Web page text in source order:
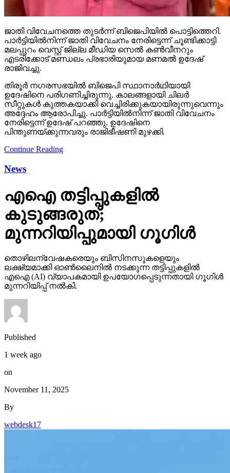
ജാതി വിവേചനത്തെ തുടര്‍ന്ന് ബിജെപിയില്‍ പൊട്ടിത്തെറി.
പാര്‍ട്ടിയില്‍നിന്ന് ജാതി വിവേചനം നേരിട്ടെന്ന് ചൂണ്ടിക്കാട്ടി
മലപ്പുറം വെസ്റ്റ് ജില്ല മീഡിയ സെല്‍ കണ്‍വീനറും
എടരിക്കോട് മണ്ഡലം പ്രഭാരിയുമായ മണമല്‍ ഉദേഷ്
രാജിവച്ചു.
തിരൂര്‍ നഗരസഭയില്‍ ബിജെപി സ്ഥാനാര്‍ഥിയായി
ഉദേഷിനെ പരിഗണിച്ചിരുന്നു. കാലങ്ങളായി ചിലര്‍
സീറ്റുകള്‍ കുത്തകയാക്കി വെച്ചിരിക്കുകയായിരുന്നുവെന്നും
അദ്ദേഹം ആരോപിച്ചു. പാര്‍ട്ടിയില്‍നിന്ന് ജാതി വിവേചനം
നേരിട്ടെന്ന് ഉദേഷ് പറഞ്ഞു. ഉദേഷിനെ
പിന്തുണയ്ക്കുന്നവരും രാജിഭീഷണി മുഴക്കി.
Continue Reading
News
എഐ തട്ടിപ്പുകളില്‍
കുടുങ്ങരുത്;
മുന്നറിയിപ്പുമായി ഗൂഗിള്‍
തൊഴിലന്വേഷകരെയും ബിസിനസുകളെയും
ലക്ഷ്യമാക്കി ഓണ്‍ലൈനില്‍ നടക്കുന്ന തട്ടിപ്പുകളില്‍
എഐ (AI) വ്യാപകമായി ഉപയോഗപ്പെടുന്നതായി ഗൂഗിള്‍
മുന്നറിയിപ്പ് നല്‍കി.
Published
1 week ago
on
November 11, 2025
By
webdesk17